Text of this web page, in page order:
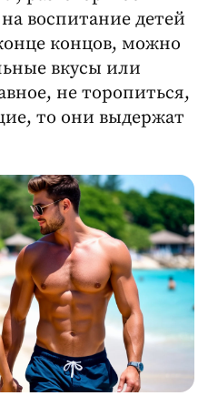
воспитание детей
концов, можно
вкусы или
не торопиться,
то они выдержат